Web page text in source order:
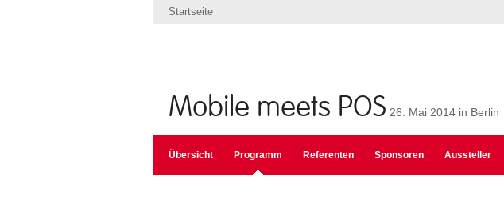
Startseite
Mobile meets POS 26. Mai 2014 in Berlin
Übersicht Programm Referenten Sponsoren Aussteller